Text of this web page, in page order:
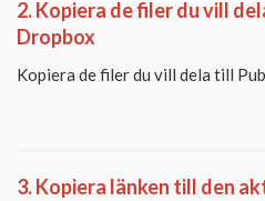
2. Kopiera de filer du vill
Dropbox
Kopiera de filer du vill dela till
3. Kopiera länken till den